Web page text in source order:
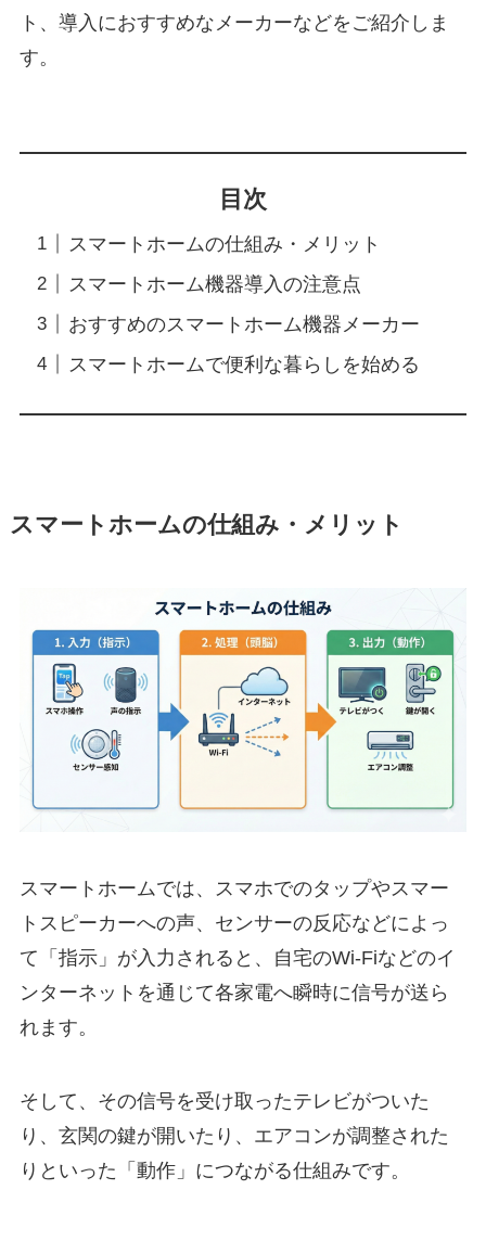
ト、導入におすすめなメーカーなどをご紹介しま
す。
目次
スマートホームの仕組み・メリット
スマートホーム機器導入の注意点
おすすめのスマートホーム機器メーカー
スマートホームで便利な暮らしを始める
スマートホームの仕組み・メリット
スマートホームでは、スマホでのタップやスマー
トスピーカーへの声、センサーの反応などによっ
て「指示」が入力されると、自宅のWi-Fiなどのイ
ンターネットを通じて各家電へ瞬時に信号が送ら
れます。
そして、その信号を受け取ったテレビがついた
り、玄関の鍵が開いたり、エアコンが調整された
りといった「動作」につながる仕組みです。